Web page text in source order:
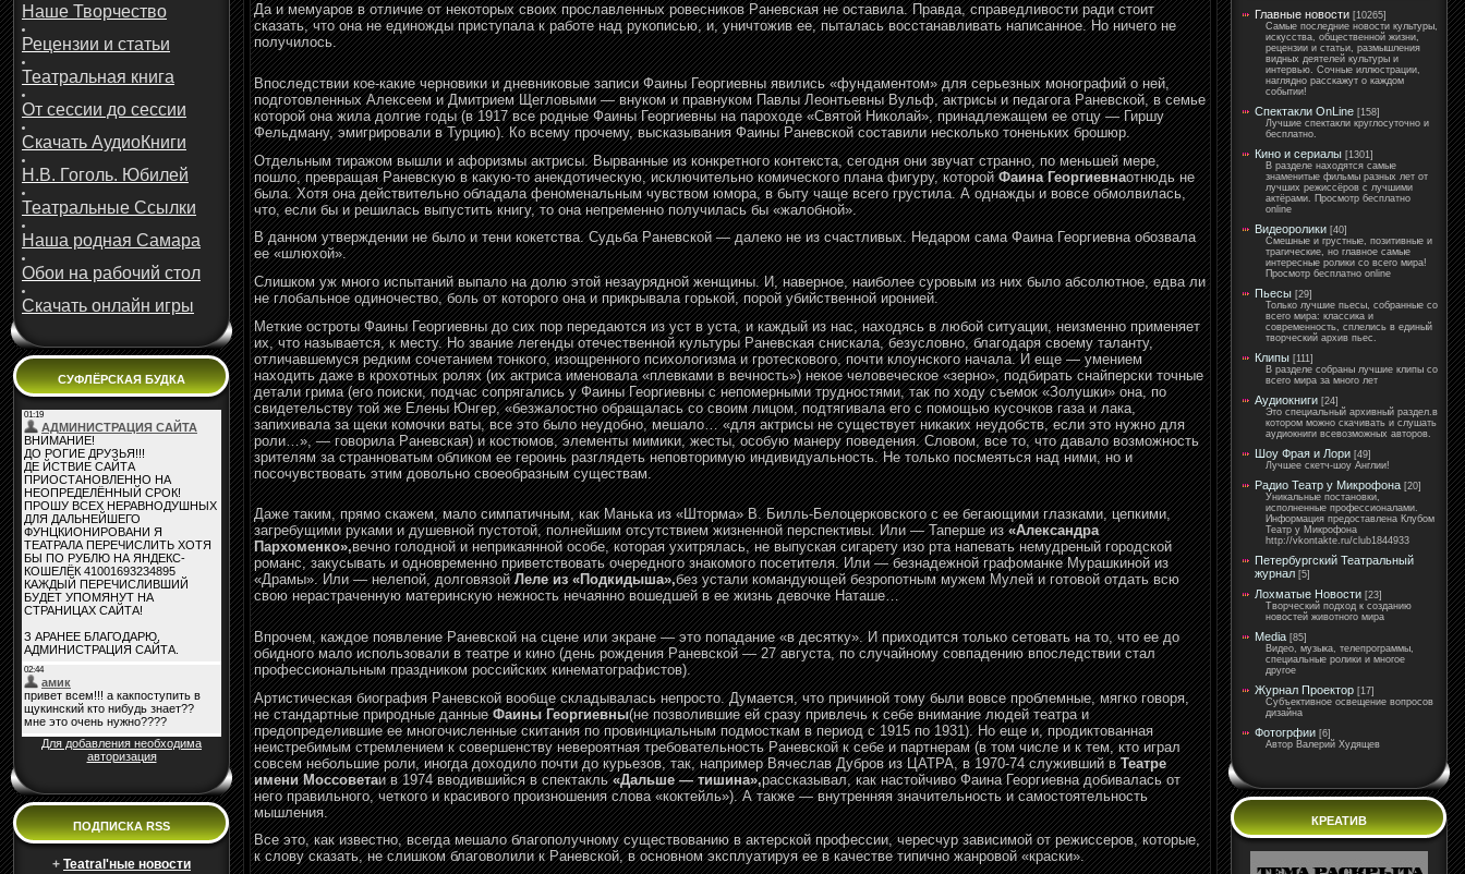
Наше Творчество
Рецензии и статьи
Театральная книга
От сессии до сессии
Скачать АудиоКниги
Н.В. Гоголь. Юбилей
Театральные Ссылки
Наша родная Самара
Обои на рабочий стол
Скачать онлайн игры
СУФЛЁРСКАЯ БУДКА
Для добавления необходима
авторизация
ПОДПИСКА RSS
+ Teatral'ные новости
Да и мемуаров в отличие от некоторых своих прославленных ровесников Раневская не оставила. Правда, справедливости ради стоит
сказать, что она не единожды приступала к работе над рукописью, и, уничтожив ее, пыталась восстанавливать написанное. Но ничего не
получилось.
Впоследствии кое-какие черновики и дневниковые записи Фаины Георгиевны явились «фундаментом» для серьезных монографий о ней,
подготовленных Алексеем и Дмитрием Щегловыми — внуком и правнуком Павлы Леонтьевны Вульф, актрисы и педагога Раневской, в семье
которой она жила долгие годы (в 1917 все родные Фаины Георгиевны на пароходе «Святой Николай», принадлежащем ее отцу — Гиршу
Фельдману, эмигрировали в Турцию). Ко всему прочему, высказывания Фаины Раневской составили несколько тоненьких брошюр.
Отдельным тиражом вышли и афоризмы актрисы. Вырванные из конкретного контекста, сегодня они звучат странно, по меньшей мере,
пошло, превращая Раневскую в какую-то анекдотическую, исключительно комического плана фигуру, которойФаина Георгиевнаотнюдь не
была. Хотя она действительно обладала феноменальным чувством юмора, в быту чаще всего грустила. А однажды и вовсе обмолвилась,
что, если бы и решилась выпустить книгу, то она непременно получилась бы «жалобной».
В данном утверждении не было и тени кокетства. Судьба Раневской — далеко не из счастливых. Недаром сама Фаина Георгиевна обозвала
ее «шлюхой».
Слишком уж много испытаний выпало на долю этой незаурядной женщины. И, наверное, наиболее суровым из них было абсолютное, едва ли
не глобальное одиночество, боль от которого она и прикрывала горькой, порой убийственной иронией.
Меткие остроты Фаины Георгиевны до сих пор передаются из уст в уста, и каждый из нас, находясь в любой ситуации, неизменно применяет
их, что называется, к месту. Но звание легенды отечественной культуры Раневская снискала, безусловно, благодаря своему таланту,
отличавшемуся редким сочетанием тонкого, изощренного психологизма и гротескового, почти клоунского начала. И еще — умением
находить даже в крохотных ролях (их актриса именовала «плевками в вечность») некое человеческое «зерно», подбирать снайперски точные
детали грима (его поиски, подчас сопрягались у Фаины Георгиевны с непомерными трудностями, так по ходу съемок «Золушки» она, по
свидетельству той же Елены Юнгер, «безжалостно обращалась со своим лицом, подтягивала его с помощью кусочков газа и лака,
запихивала за щеки комочки ваты, все это было неудобно, мешало… «для актрисы не существует никаких неудобств, если это нужно для
роли…», — говорила Раневская) и костюмов, элементы мимики, жесты, особую манеру поведения. Словом, все то, что давало возможность
зрителям за странноватым обликом ее героинь разглядеть неповторимую индивидуальность. Не только посмеяться над ними, но и
посочувствовать этим довольно своеобразным существам.
Даже таким, прямо скажем, мало симпатичным, как Манька из «Шторма» В. Билль-Белоцерковского с ее бегающими глазками, цепкими,
загребущими руками и душевной пустотой, полнейшим отсутствием жизненной перспективы. Или — Таперше из«Александра
Пархоменко»,вечно голодной и неприкаянной особе, которая ухитрялась, не выпуская сигарету изо рта напевать немудреный городской
романс, закусывать и одновременно приветствовать очередного знакомого посетителя. Или — безнадежной графоманке Мурашкиной из
«Драмы». Или — нелепой, долговязойЛеле из «Подкидыша»,без устали командующей безропотным мужем Мулей и готовой отдать всю
свою нерастраченную материнскую нежность нечаянно вошедшей в ее жизнь девочке Наташе…
Впрочем, каждое появление Раневской на сцене или экране — это попадание «в десятку». И приходится только сетовать на то, что ее до
обидного мало использовали в театре и кино (день рождения Раневской — 27 августа, по случайному совпадению впоследствии стал
профессиональным праздником российских кинематографистов).
Артистическая биография Раневской вообще складывалась непросто. Думается, что причиной тому были вовсе проблемные, мягко говоря,
не стандартные природные данныеФаины Георгиевны(не позволившие ей сразу привлечь к себе внимание людей театра и
предопределившие ее многочисленные скитания по провинциальным подмосткам в период с 1915 по 1931). Но еще и, продиктованная
неистребимым стремлением к совершенству невероятная требовательность Раневской к себе и партнерам (в том числе и к тем, кто играл
совсем небольшие роли, иногда доходило почти до курьезов, так, например Вячеслав Дубров из ЦАТРА, в 1970-74 служивший вТеатре
имени Моссоветаи в 1974 вводившийся в спектакль«Дальше — тишина»,рассказывал, как настойчиво Фаина Георгиевна добивалась от
него правильного, четкого и красивого произношения слова «коктейль»). А также — внутренняя значительность и самостоятельность
мышления.
Все это, как известно, всегда мешало благополучному существованию в актерской профессии, чересчур зависимой от режиссеров, которые,
к слову сказать, не слишком благоволили к Раневской, в основном эксплуатируя ее в качестве типично жанровой «краски».
Главные новости [10265]
Самые последние новости культуры,
искусства, общественной жизни,
рецензии и статьи, размышления
видных деятелей культуры и
интервью. Сочные иллюстрации,
наглядно расскажут о каждом
событии!
Спектакли OnLine [158]
Лучшие спектакли круглосуточно и
бесплатно.
Кино и сериалы [1301]
В разделе находятся самые
знаменитые фильмы разных лет от
лучших режиссёров с лучшими
актёрами. Просмотр бесплатно
online
Видеоролики [40]
Смешные и грустные, позитивные и
трагические, но главное самые
интересные ролики со всего мира!
Просмотр бесплатно online
Пьесы [29]
Только лучшие пьесы, собранные со
всего мира: классика и
современность, сплелись в единый
творческий архив пьес.
Клипы [111]
В разделе собраны лучшие клипы со
всего мира за много лет
Аудиокниги [24]
Это специальный архивный раздел.в
котором можно скачивать и слушать
аудиокниги всевозможных авторов.
Шоу Фрая и Лори [49]
Лучшее скетч-шоу Англии!
Радио Театр у Микрофона [20]
Уникальные постановки,
исполненные профессионалами.
Информация предоставлена Клубом
Театр у Микрофона
http://vkontakte.ru/club1844933
Петербургский Театральный
журнал [5]
Лохматые Новости [23]
Творческий подход к созданию
новостей животного мира
Media [85]
Видео, музыка, телепрограммы,
специальные ролики и многое
другое
Журнал Проектор [17]
Субъективное освещение вопросов
дизайна
Фотогрфии [6]
Автор Валерий Худящев
КРЕАТИВ